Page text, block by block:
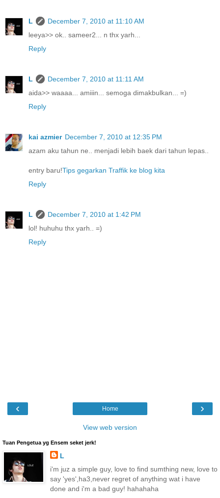
L
December 7, 2010 at 11:10 AM
leeya>> ok.. sameer2... n thx yarh...
Reply
L
December 7, 2010 at 11:11 AM
aida>> waaaa... amiiin... semoga dimakbulkan... =)
Reply
kai azmier December 7, 2010 at 12:35 PM
azam aku tahun ne.. menjadi lebih baek dari tahun lepas..
entry baru!Tips gegarkan Traffik ke blog kita
Reply
L
December 7, 2010 at 1:42 PM
lol! huhuhu thx yarh.. =)
Reply
‹ ›
Home
View web version
Tuan Pengetua yg Ensem seket jerk!
L
i'm juz a simple guy, love to find sumthing new, love to
say 'yes',ha3,never regret of anything wat i have
done and i'm a bad guy! hahahaha